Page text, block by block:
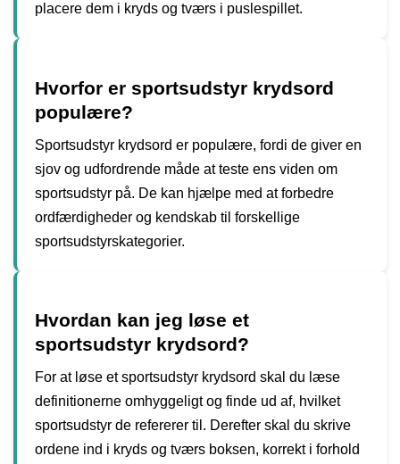
placere dem i kryds og tværs i puslespillet.
Hvorfor er sportsudstyr krydsord
populære?
Sportsudstyr krydsord er populære, fordi de giver en
sjov og udfordrende måde at teste ens viden om
sportsudstyr på. De kan hjælpe med at forbedre
ordfærdigheder og kendskab til forskellige
sportsudstyrskategorier.
Hvordan kan jeg løse et
sportsudstyr krydsord?
For at løse et sportsudstyr krydsord skal du læse
definitionerne omhyggeligt og finde ud af, hvilket
sportsudstyr de refererer til. Derefter skal du skrive
ordene ind i kryds og tværs boksen, korrekt i forhold